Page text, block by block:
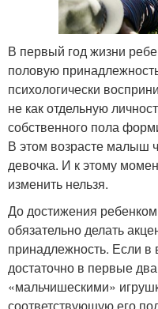
В первый год жизни
половую
психологически
не как отдельную
собственного пола
В этом возрасте малыш
девочка. И к этому
изменить нельзя.
До достижения
обязательно делать
принадлежность. Если в
достаточно в первые
«мальчишескими»
соответствующую его